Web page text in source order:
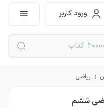
ورود کاربر
› ریاضی
ششم